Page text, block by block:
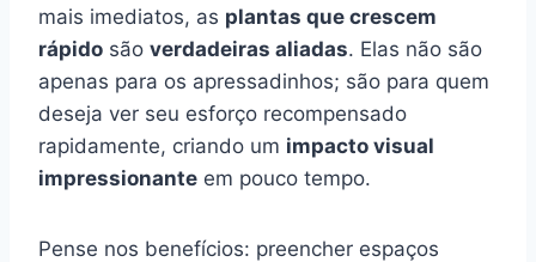
mais imediatos, as plantas que crescem
rápido são verdadeiras aliadas. Elas não são
apenas para os apressadinhos; são para quem
deseja ver seu esforço recompensado
rapidamente, criando um impacto visual
impressionante em pouco tempo.
Pense nos benefícios: preencher espaços